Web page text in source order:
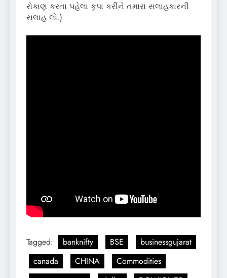
રોકાણ કરતા પહેલા કૃપા કરીને તમારા સલાહકારની
સલાહ લો.)
Tagged: banknifty BSE
businessgujarat
canada
CHINA
Commodities